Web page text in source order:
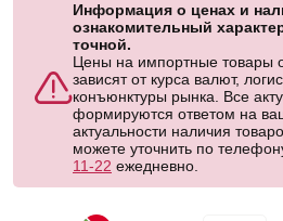
Информация о ценах и
ознакомительный
точной.
Цены на импортные товары
зависят от курса валют,
конъюнктуры рынка. Все
формируются ответом на
актуальности наличия
можете уточнить по
11-22 ежедневно.